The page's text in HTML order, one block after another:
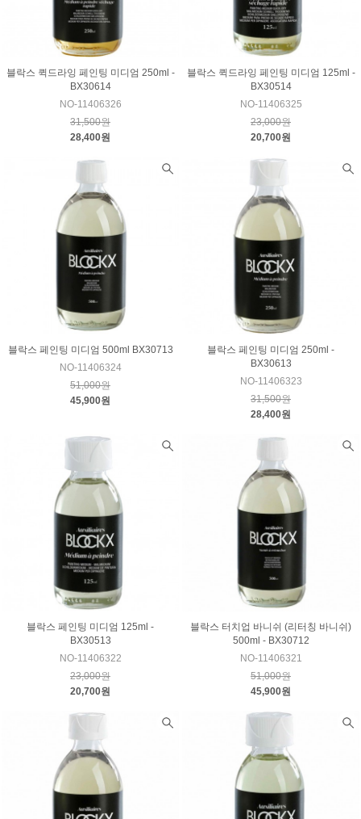
블락스 퀵드라잉 페인팅 미디엄 250ml -
BX30614
NO-11406326
31,500원
28,400원
블락스 퀵드라잉 페인팅 미디엄 125ml -
BX30514
NO-11406325
23,000원
20,700원
블락스 페인팅 미디엄 500ml BX30713
NO-11406324
51,000원
45,900원
블락스 페인팅 미디엄 250ml -
BX30613
NO-11406323
31,500원
28,400원
블락스 페인팅 미디엄 125ml -
BX30513
NO-11406322
23,000원
20,700원
블락스 터치업 바니쉬 (리터칭 바니쉬)
500ml - BX30712
NO-11406321
51,000원
45,900원